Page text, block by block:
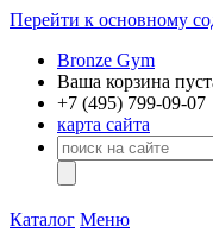
Перейти к основному
Bronze Gym
Ваша корзина
+7 (495) 799-09-07
карта сайта
Каталог Меню